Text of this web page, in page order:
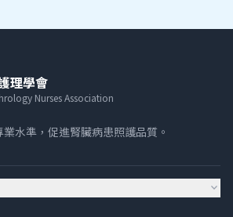
理學會
Nurses Association
水準，促進腎臟病患照護品質。
expand_more